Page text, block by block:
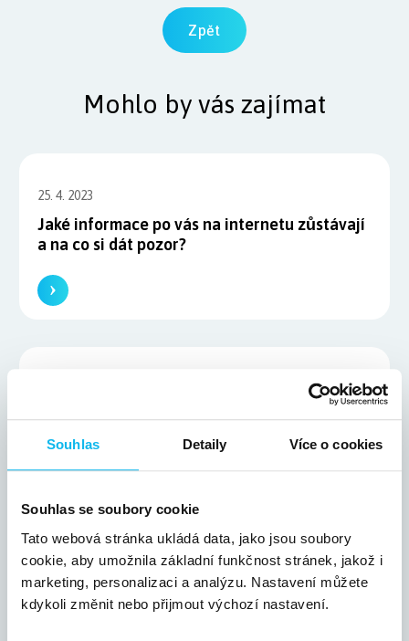
Souhlas Detaily Více o cookies
Souhlas se soubory cookie
Tato webová stránka ukládá data, jako jsou soubory
cookie, aby umožnila základní funkčnost stránek, jakož i
marketing, personalizaci a analýzu. Nastavení můžete
kdykoli změnit nebo přijmout výchozí nastavení.
Zpět
Mohlo by vás zajímat
25. 4. 2023
Jaké informace po vás na internetu zůstávají
a na co si dát pozor?
5 praktických tipů jak využívat umělou
inteligenci
25. 4. 2023
Výpočet vhodné rychlosti internetu podle